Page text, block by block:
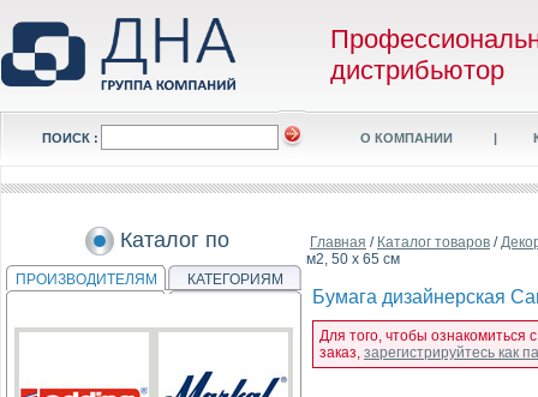
дистрибьютор
ПОИСК : О КОМПАНИИ |
Каталог по
ПРОИЗВОДИТЕЛЯМ КАТЕГОРИЯМ
Главная / Каталог товаров /
м2, 50 x 65 см
Бумага дизайнерская
Для того, чтобы ознакомиться
заказ, зарегистрируйтесь как